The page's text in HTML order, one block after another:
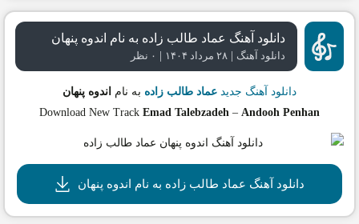
دانلود آهنگ عماد طالب زاده به نام اندوه پنهان
دانلود آهنگ | ۲۸ مرداد ۱۴۰۴ | ۰ نظر
دانلود آهنگ جدید عماد طالب زاده به نام اندوه پنهان
Download New Track Emad Talebzadeh – Andooh Penhan
دانلود آهنگ عماد طالب زاده به نام اندوه پنهان